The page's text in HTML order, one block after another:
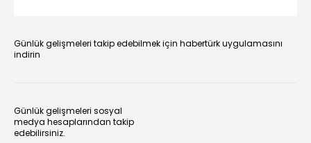
Günlük gelişmeleri takip edebilmek için habertürk uygulamasını
indirin
Günlük gelişmeleri sosyal
medya hesaplarından takip
edebilirsiniz.